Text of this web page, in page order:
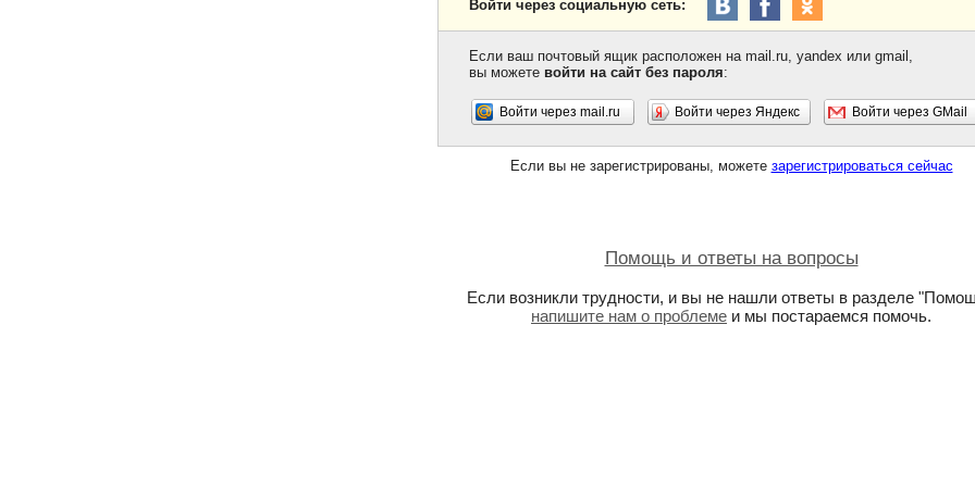
Войти через социальную сеть:
Если ваш почтовый ящик расположен на mail.ru, yandex или gmail,
вы можете войти на сайт без пароля:
Войти через mail.ru Войти через Яндекс Войти через GMail
Если вы не зарегистрированы, можете зарегистрироваться сейчас
Помощь и ответы на вопросы
Если возникли трудности, и вы не нашли ответы в разделе
напишите нам о проблеме и мы постараемся помочь.